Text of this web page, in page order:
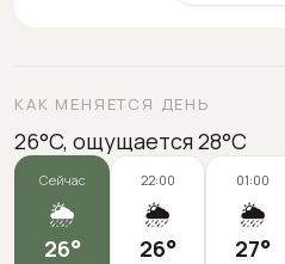
КАК МЕНЯЕТСЯ ДЕНЬ
26°C, ощущается 28°C
Сейчас
🌦️
26°
22:00
🌦️
26°
01:00
🌦️
27°